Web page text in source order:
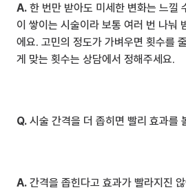
A. 한 번만 받아도 미세한 변화는 느낄
이 쌓이는 시술이라 보통 여러 번 나눠
에요. 고민의 정도가 가벼우면 횟수를
게 맞는 횟수는 상담에서 정해주세요.
Q. 시술 간격을 더 좁히면 빨리 효과를
A. 간격을 좁힌다고 효과가 빨라지진